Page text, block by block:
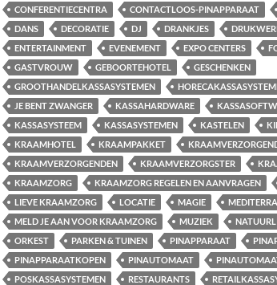
CONFERENTIECENTRA
CONTACTLOOS-PINAPPARAAT
DANS
DECORATIE DJ DRANKJES
ENTERTAINMENT
EVENEMENT EXPO CENTERS
GASTVROUW
GEBOORTEHOTEL
GESCHENKEN
GROOTHANDELKASSASYSTEMEN
JE BENT ZWANGER
KASSAHARDWARE
KASSASYSTEEM
KASSASYSTEMEN KASTELEN
KRAAMHOTEL
KRAAMPAKKET
KRAAMVERZORGENDEN
KRAAMVERZORGSTER
KRAAMZORG
KRAAMZORG REGELEN EN AANVRAGEN
LIEVE KRAAMZORG
LOCATIE MAGIE
MELD JE AAN VOOR KRAAMZORG
MUZIEK
ORKEST
PARKEN & TUINEN PINAPPARAAT
PINAPPARAATKOPEN
PINAUTOMAAT
POSKASSASYSTEMEN
RESTAURANTS